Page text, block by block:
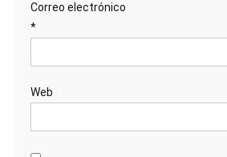
Correo electrónico
*
Web